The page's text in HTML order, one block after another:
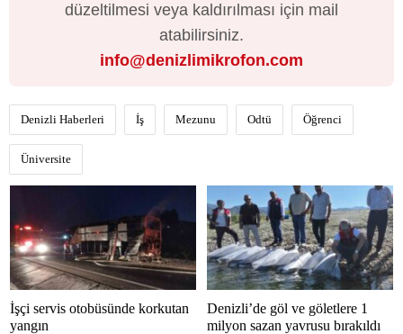
düzeltilmesi veya kaldırılması için mail
atabilirsiniz.
info@denizlimikrofon.com
Denizli Haberleri İş Mezunu Odtü Öğrenci
Üniversite
İşçi servis otobüsünde korkutan
yangın
Denizli’de göl ve göletlere 1
milyon sazan yavrusu bırakıldı